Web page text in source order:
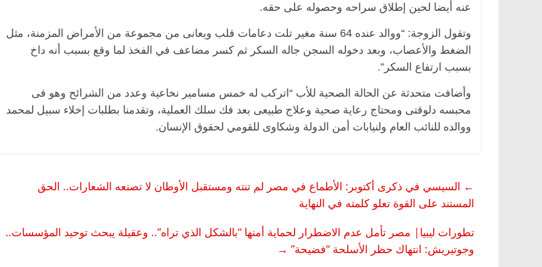
عنه أيضا لحين إطلاق سراحه وحصوله على حقه.
وتقول الزوجة: “ووالد عنده 64 سنة مغير تلت دعامات قلب ويعانى من مجموعة من الأمراض المزمنة، مثل
الضغط والأعصاب، وبعد دخوله السجن جاله السكر ثم كسر مضاعف في الفخذ لما وقع بسبب أنه داخ
بسبب ارتفاع السكر”.
وأضافت متحدثة عن الحالة الصحية للأب “اتركب له خمس مسامير نخاعية وعدد من الشرائح وهو فى
محبسه دلوقتى ومحتاج رعاية صحية وعلاج طبيعى بعد فك سلك العملية، وتقدمنا بطلبات إخلاء سبيل لمحمد
ووالده للنائب العام ولنيابات أمن الدولة وشكاوى للقومي لحقوق الإنسان.
← السيسي في ذكرى أكتوبر: الأطماع في مصر لم تنته ومستقبل الأوطان لا تصنعه الشعارات.. الحق
المستند على القوة تعلو كلمته في النهاية
تطورات ليبيا| مصر تأمل عدم الاضطرار لحماية أمنها “بالشكل الذي تراه”.. وعقيلة يبحث توحيد المؤسسات..
وجوتيريش: انتهاك حظر الأسلحة “فضيحة” →